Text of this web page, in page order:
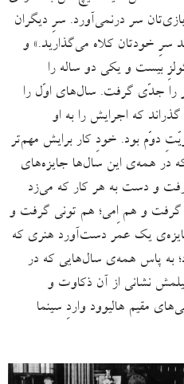
سر درنمی‌آورد. سرِ دیگران
سرِ خودتان کلاه می‌گذارید.» و
بیست‌ و یکی‌ دو ساله را
را جدّی گرفت. سال‌های اوّل را
که اجرایش را به او
دوّم بود. خودِ کار برایش مهم‌تر
در همه‌ی این سال‌ها جایزه‌های
و دست به هر کار که می‌زد
و هم اِمی؛ هم تونی گرفت و
یک عمر دست‌آورد هنری که
به پاس همه‌ی سال‌هایی که در
نشانی از آن ذکاوت و
مقیم هالیوود واردِ سینما